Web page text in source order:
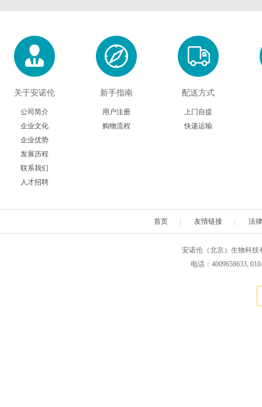
关于安诺伦
公司简介
企业文化
企业优势
发展历程
联系我们
人才招聘
新手指南
用户注册
购物流程
配送方式
上门自提
快递运输
首页 友情链接 法
安诺伦（北京）生物科技
电话：4009658633,